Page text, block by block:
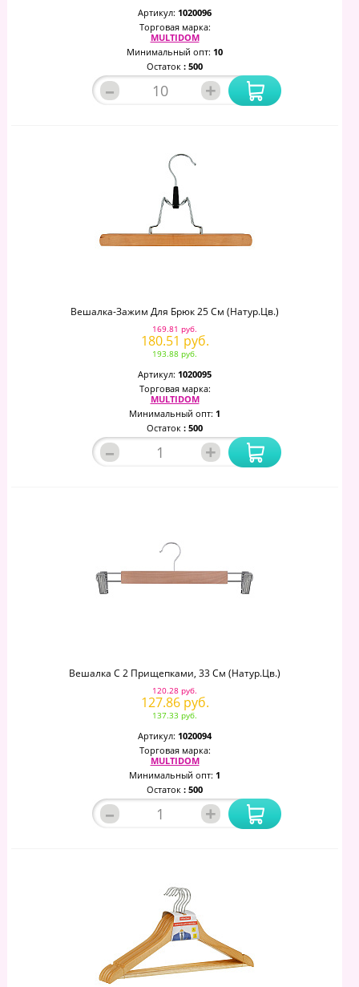
Артикул: 1020096
Торговая марка:
MULTIDOM
Минимальный опт: 10
Остаток : 500
– +
Вешалка-Зажим Для Брюк 25 См (натур.цв.)
169.81 руб.
180.51 руб.
193.88 руб.
Артикул: 1020095
Торговая марка:
MULTIDOM
Минимальный опт: 1
Остаток : 500
– +
Вешалка С 2 Прищепками, 33 См (натур.цв.)
120.28 руб.
127.86 руб.
137.33 руб.
Артикул: 1020094
Торговая марка:
MULTIDOM
Минимальный опт: 1
Остаток : 500
– +